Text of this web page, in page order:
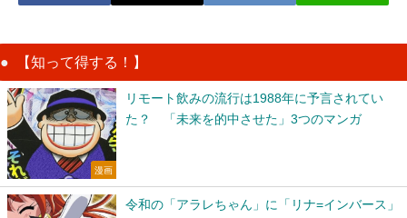
【知って得する！】
漫画
リモート飲みの流行は1988年に予言されてい
た？ 「未来を的中させた」3つのマンガ
令和の「アラレちゃん」に「リナ=インバース」